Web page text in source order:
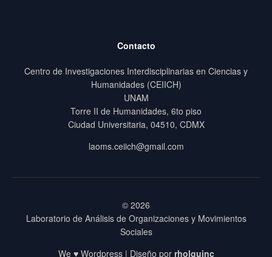
Contacto
Centro de Investigaciones Interdisciplinarias en Ciencias y
Humanidades (CEIICH)
UNAM
Torre II de Humanidades, 6to piso
Ciudad Universitaria, 04510, CDMX
laoms.ceiich@gmail.com
© 2026
Laboratorio de Análisis de Organizaciones y Movimientos
Sociales
We ♥ Wordpress | Diseño por rholguinc